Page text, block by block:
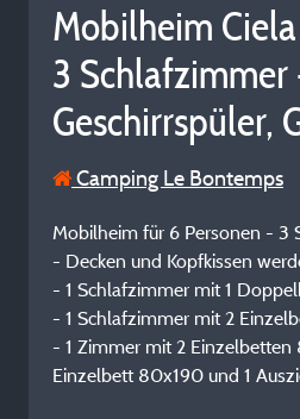
Mobilheim
3 Schlafzimmer
Geschirrspüler,
Camping Le Bontemps
Mobilheim für 6 Personen - 3
- Decken und Kopfkissen
- 1 Schlafzimmer mit 1
- 1 Schlafzimmer mit 2
- 1 Zimmer mit 2 Einzelbetten
Einzelbett 80x190 und 1